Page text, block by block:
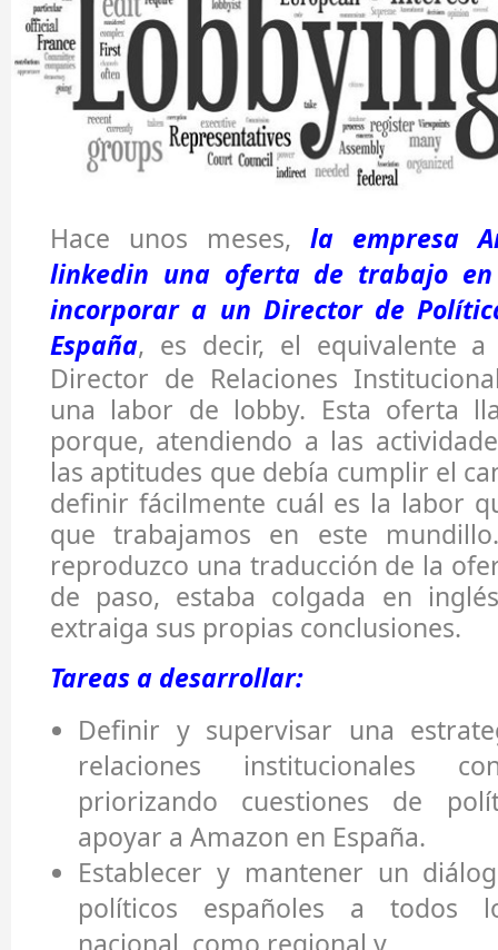
Hace unos meses, la empresa
linkedin una oferta de trabajo
incorporar a un Director de
España, es decir, el equivalente
Director de Relaciones
una labor de lobby. Esta oferta
porque, atendiendo a las
las aptitudes que debía cumplir el
definir fácilmente cuál es la labor
que trabajamos en este
reproduzco una traducción de la
de paso, estaba colgada en
extraiga sus propias conclusiones.
Tareas a desarrollar:
Definir y supervisar una
relaciones institucionales
priorizando cuestiones de
apoyar a Amazon en España.
Establecer y mantener un
políticos españoles a todos